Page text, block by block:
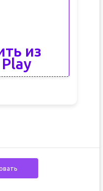
из